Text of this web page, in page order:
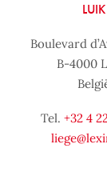
LUIK
Boulevard
B-4000
Tel. +32 4